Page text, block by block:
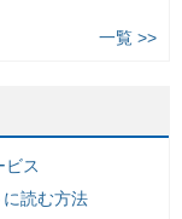
一覧 >>
ビス
読む方法